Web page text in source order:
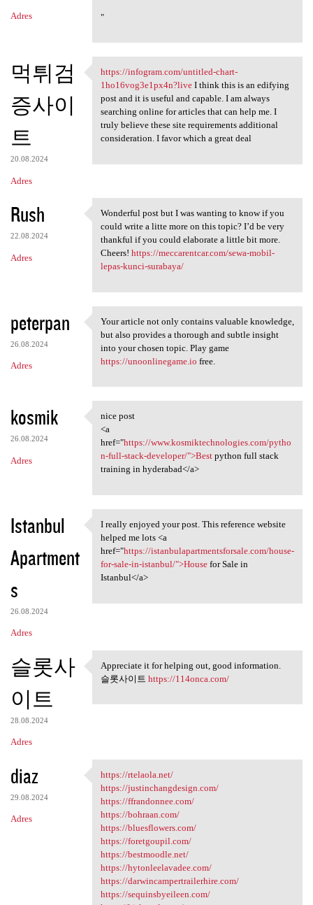
Adres "
먹튀검
증사이
트
20.08.2024
Adres
https://infogram.com/untitled
https://infogram.com/untitled-chart-
1ho16vog3e1px4n?liveI think this is an edifying
post and it is useful and capable. I am always
searching online for articles that can help me. I
truly believe these site requirements additional
consideration. I favor which a great deal
Rush
22.08.2024
Adres
Wonderful post but I was
Wonderful post but I was wanting to know if you
could write a litte more on this topic? I’d be very
thankful if you could elaborate a little bit more.
Cheers! https://meccarentcar.com/sewa-mobil-
lepas-kunci-surabaya/
peterpan
26.08.2024
Adres
Your article not only
Your article not only contains valuable knowledge,
but also provides a thorough and subtle insight
into your chosen topic. Play game
https://unoonlinegame.io free.
kosmik
26.08.2024
Adres
nice post
nice post
<a
href="https://www.kosmiktechnologies.com/pytho
n-full-stack-developer/">Bestpython full stack
training in hyderabad</a>
Istanbul
Apartment
s
26.08.2024
Adres
I really enjoyed your post.
I really enjoyed your post. This reference website
helped me lots <a
href="https://istanbulapartmentsforsale.com/house-
for-sale-in-istanbul/">Housefor Sale in
Istanbul</a>
슬롯사
이트
28.08.2024
Adres
Appreciate it for helping out
Appreciate it for helping out, good information.
슬롯사이트 https://114onca.com/
diaz
29.08.2024
Adres
https://rtelaola.net/
https://rtelaola.net/
https://justinchangdesign.com/
https://ffrandonnee.com/
https://bohraan.com/
https://bluesflowers.com/
https://foretgoupil.com/
https://bestmoodle.net/
https://hytonleelavadee.com/
https://darwincampertrailerhire.com/
https://sequinsbyeileen.com/